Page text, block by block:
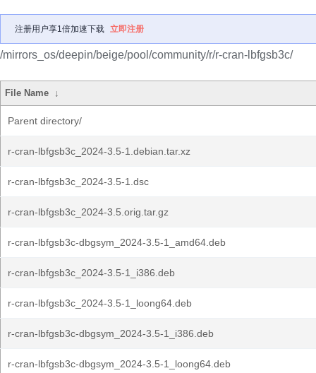
注册用户享1倍加速下载 立即注册
/mirrors_os/deepin/beige/pool/community/r/r-cran-lbfgsb3c/
File Name ↓
Parent directory/
r-cran-lbfgsb3c_2024-3.5-1.debian.tar.xz
r-cran-lbfgsb3c_2024-3.5-1.dsc
r-cran-lbfgsb3c_2024-3.5.orig.tar.gz
r-cran-lbfgsb3c-dbgsym_2024-3.5-1_amd64.deb
r-cran-lbfgsb3c_2024-3.5-1_i386.deb
r-cran-lbfgsb3c_2024-3.5-1_loong64.deb
r-cran-lbfgsb3c-dbgsym_2024-3.5-1_i386.deb
r-cran-lbfgsb3c-dbgsym_2024-3.5-1_loong64.deb